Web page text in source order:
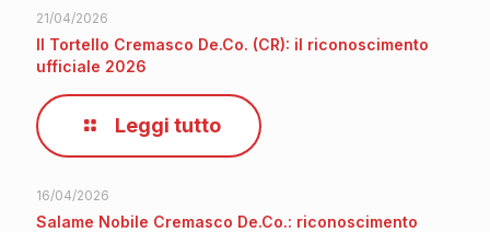
21/04/2026
Il Tortello Cremasco De.Co. (CR): il riconoscimento
ufficiale 2026
Leggi tutto
16/04/2026
Salame Nobile Cremasco De.Co.: riconoscimento